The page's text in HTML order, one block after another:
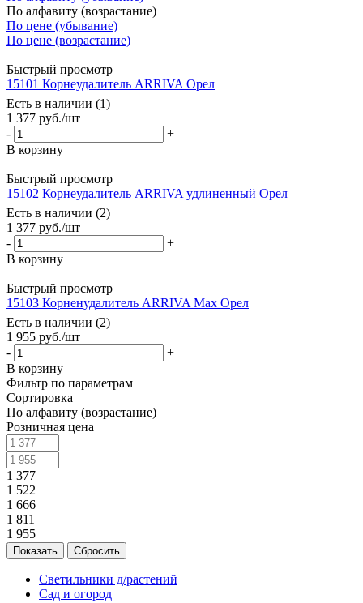
По алфавиту (возрастание)
По цене (убывание)
По цене (возрастание)
Быстрый просмотр
15101 Корнеудалитель ARRIVA Орел
Есть в наличии (1)
1 377 руб./шт
-
+
В корзину
Быстрый просмотр
15102 Корнеудалитель ARRIVA удлиненный Орел
Есть в наличии (2)
1 377 руб./шт
-
+
В корзину
Быстрый просмотр
15103 Корненудалитель ARRIVA Max Орел
Есть в наличии (2)
1 955 руб./шт
-
+
В корзину
Фильтр по параметрам
Сортировка
По алфавиту (возрастание)
Розничная цена
1 377
1 522
1 666
1 811
1 955
Сбросить
Светильники д/растений
Сад и огород